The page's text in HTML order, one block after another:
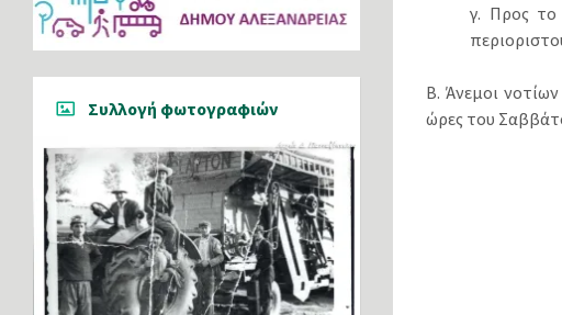
γ. Προς το
Β. Άνεμοι
ώρες του
Συλλογή φωτογραφιών